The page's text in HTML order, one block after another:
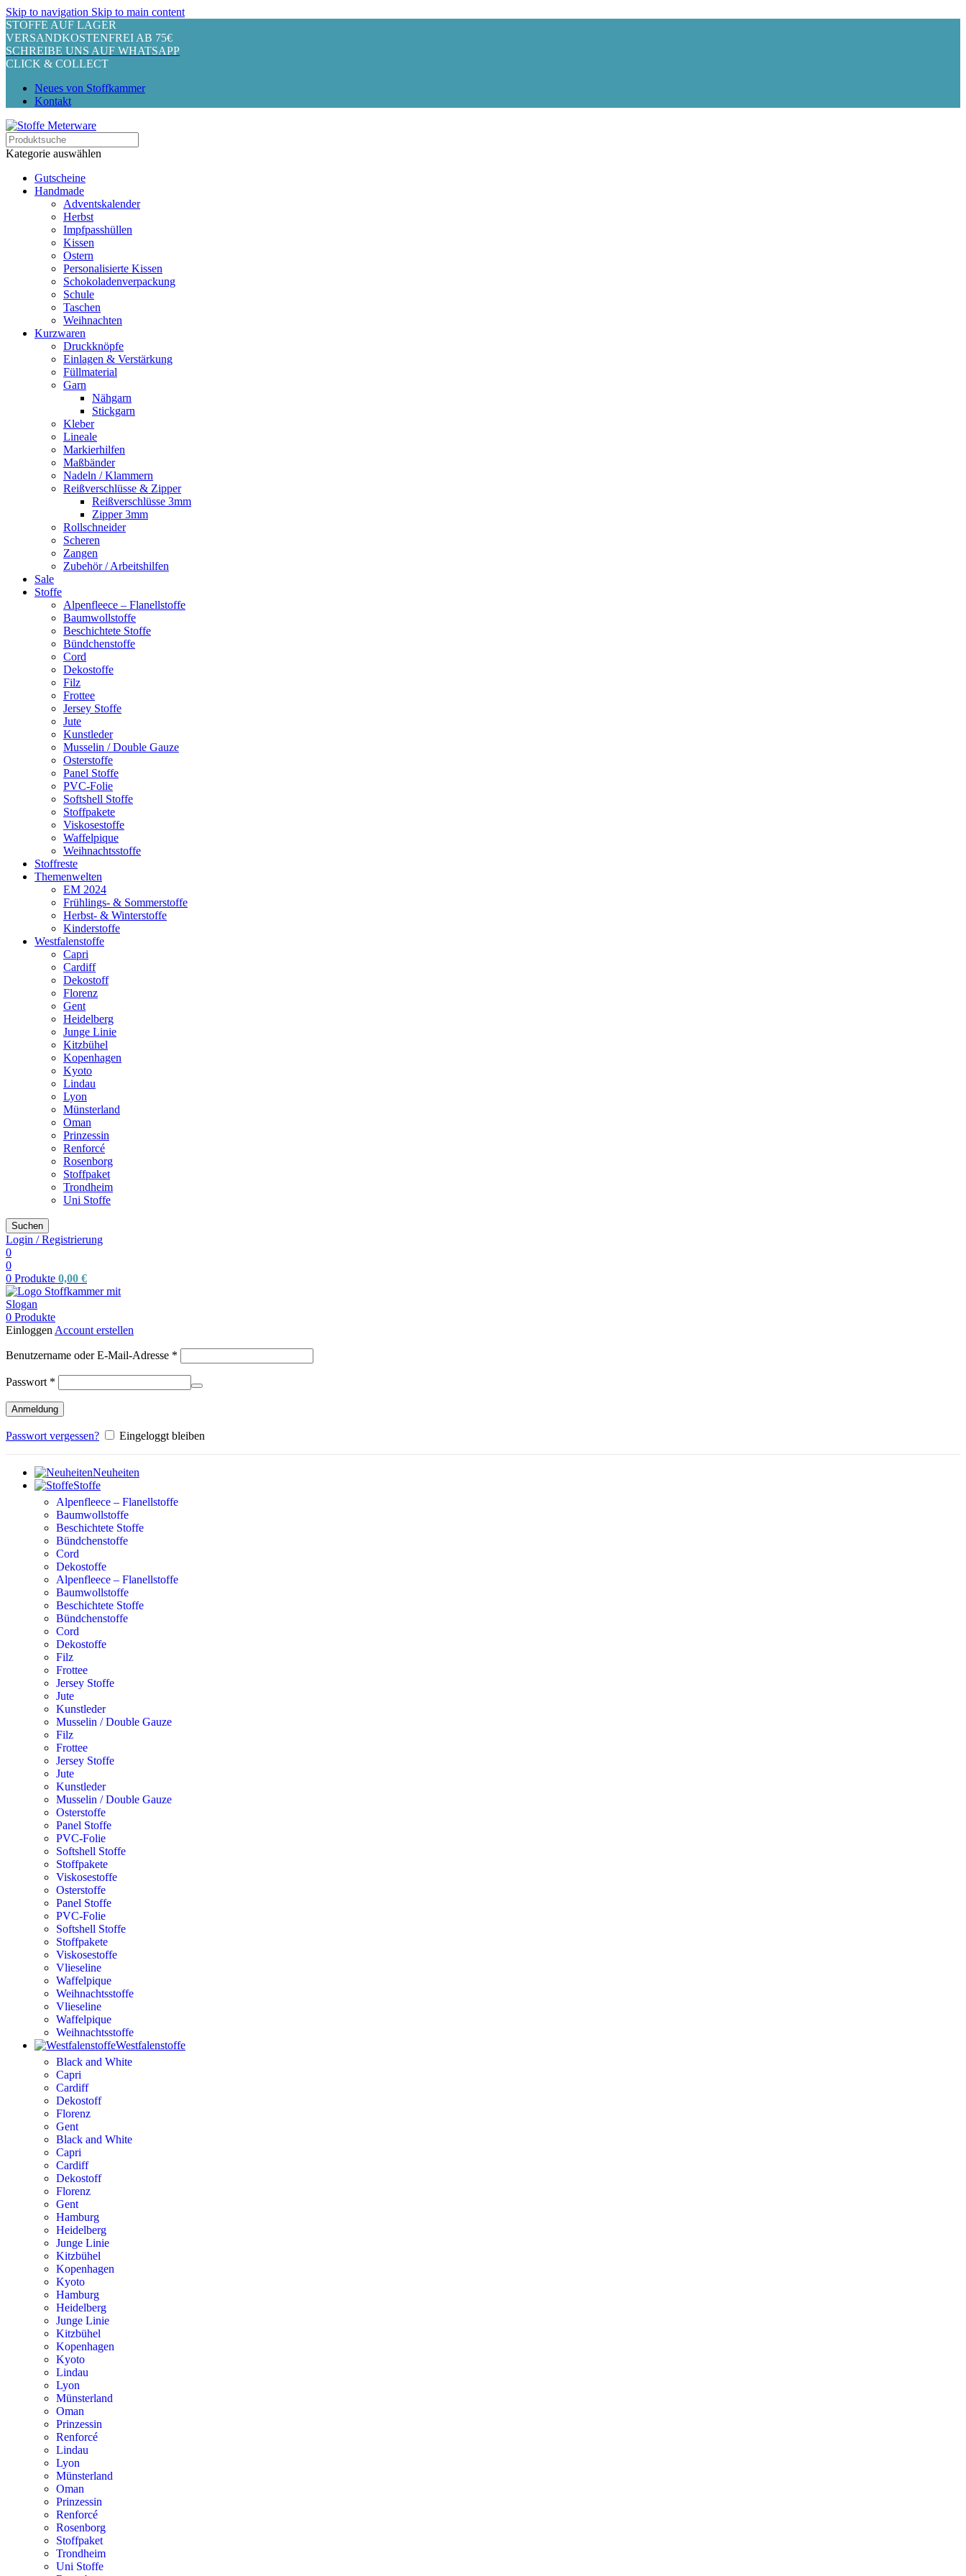
Skip to navigation Skip to main content
STOFFE AUF LAGER
VERSANDKOSTENFREI AB 75€
SCHREIBE UNS AUF WHATSAPP
CLICK & COLLECT
Neues von Stoffkammer
Kontakt
Kategorie auswählen
Gutscheine
Handmade
Adventskalender
Herbst
Impfpasshüllen
Kissen
Ostern
Personalisierte Kissen
Schokoladenverpackung
Schule
Taschen
Weihnachten
Kurzwaren
Druckknöpfe
Einlagen & Verstärkung
Füllmaterial
Garn
Nähgarn
Stickgarn
Kleber
Lineale
Markierhilfen
Maßbänder
Nadeln / Klammern
Reißverschlüsse & Zipper
Reißverschlüsse 3mm
Zipper 3mm
Rollschneider
Scheren
Zangen
Zubehör / Arbeitshilfen
Sale
Stoffe
Alpenfleece – Flanellstoffe
Baumwollstoffe
Beschichtete Stoffe
Bündchenstoffe
Cord
Dekostoffe
Filz
Frottee
Jersey Stoffe
Jute
Kunstleder
Musselin / Double Gauze
Osterstoffe
Panel Stoffe
PVC-Folie
Softshell Stoffe
Stoffpakete
Viskosestoffe
Waffelpique
Weihnachtsstoffe
Stoffreste
Themenwelten
EM 2024
Frühlings- & Sommerstoffe
Herbst- & Winterstoffe
Kinderstoffe
Westfalenstoffe
Capri
Cardiff
Dekostoff
Florenz
Gent
Heidelberg
Junge Linie
Kitzbühel
Kopenhagen
Kyoto
Lindau
Lyon
Münsterland
Oman
Prinzessin
Renforcé
Rosenborg
Stoffpaket
Trondheim
Uni Stoffe
Suchen
Login / Registrierung
0
0
0 Produkte 0,00 €
0 Produkte
Einloggen Account erstellen
Benutzername oder E-Mail-Adresse *
Passwort *
Anmeldung
Passwort vergessen? Eingeloggt bleiben
Neuheiten
Stoffe
Alpenfleece – Flanellstoffe
Baumwollstoffe
Beschichtete Stoffe
Bündchenstoffe
Cord
Dekostoffe
Alpenfleece – Flanellstoffe
Baumwollstoffe
Beschichtete Stoffe
Bündchenstoffe
Cord
Dekostoffe
Filz
Frottee
Jersey Stoffe
Jute
Kunstleder
Musselin / Double Gauze
Filz
Frottee
Jersey Stoffe
Jute
Kunstleder
Musselin / Double Gauze
Osterstoffe
Panel Stoffe
PVC-Folie
Softshell Stoffe
Stoffpakete
Viskosestoffe
Osterstoffe
Panel Stoffe
PVC-Folie
Softshell Stoffe
Stoffpakete
Viskosestoffe
Vlieseline
Waffelpique
Weihnachtsstoffe
Vlieseline
Waffelpique
Weihnachtsstoffe
Westfalenstoffe
Black and White
Capri
Cardiff
Dekostoff
Florenz
Gent
Black and White
Capri
Cardiff
Dekostoff
Florenz
Gent
Hamburg
Heidelberg
Junge Linie
Kitzbühel
Kopenhagen
Kyoto
Hamburg
Heidelberg
Junge Linie
Kitzbühel
Kopenhagen
Kyoto
Lindau
Lyon
Münsterland
Oman
Prinzessin
Renforcé
Lindau
Lyon
Münsterland
Oman
Prinzessin
Renforcé
Rosenborg
Stoffpaket
Trondheim
Uni Stoffe